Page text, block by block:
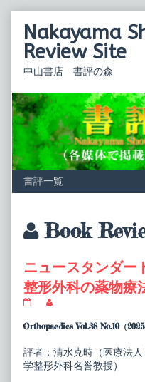
contentNakayama
Review Site
中山書店 書評の森
Posts
authored
by
Book
ニュースタンダ
整形外科の薬物療
ー
ン
ダ
posts
author
of
Orthopaedics Vol.38 No.10（
評者：清水克時（医療法
学整形外科名誉教授）